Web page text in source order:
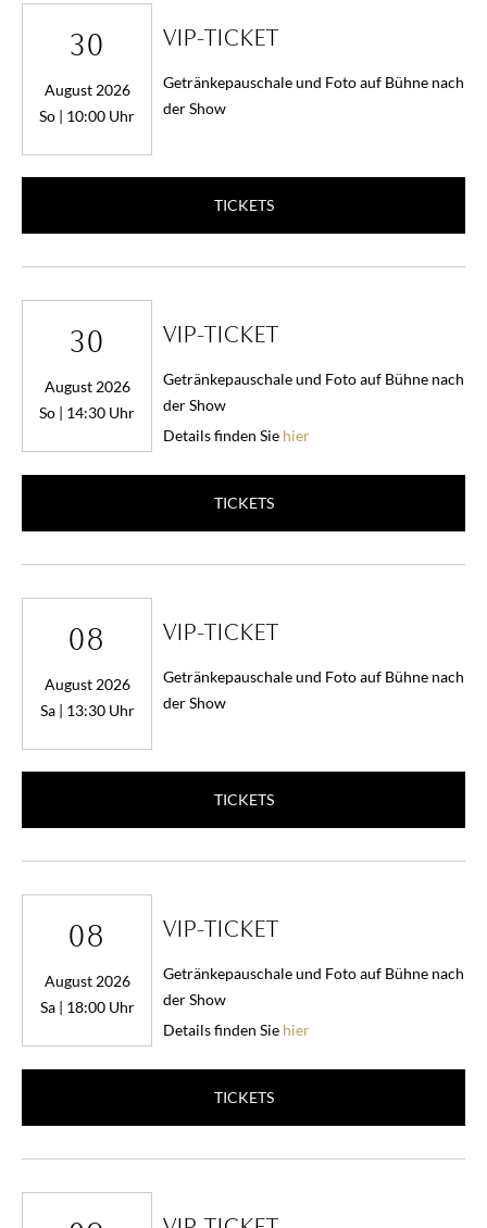
30
August 2026
So | 10:00 Uhr
VIP-TICKET
Getränkepauschale und Foto auf Bühne nach
der Show
TICKETS
30
August 2026
So | 14:30 Uhr
VIP-TICKET
Getränkepauschale und Foto auf Bühne nach
der Show
Details finden Sie hier
TICKETS
08
August 2026
Sa | 13:30 Uhr
VIP-TICKET
Getränkepauschale und Foto auf Bühne nach
der Show
TICKETS
08
August 2026
Sa | 18:00 Uhr
VIP-TICKET
Getränkepauschale und Foto auf Bühne nach
der Show
Details finden Sie hier
TICKETS